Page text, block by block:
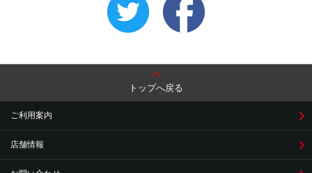
トップへ戻る
ご利用案内
店舗情報